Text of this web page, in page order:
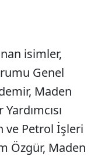
Sesi Aç
isimler,
Genel
Maden
ve Petrol İşleri
Özgür, Maden